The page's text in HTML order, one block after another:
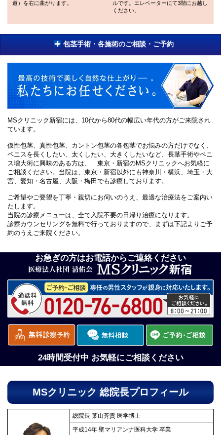
道）を右に曲がります。
ルです。エレベーターにて3階にお越し
ください。
包茎手術・各施術のご相談・ご予約
MSクリニック新宿には、10代から80代の幅広い年代の方がご来院され
ています。
仮性包茎、真性包茎、カントン包茎の各包茎でお悩みの方だけでなく、
ペニスを長くしたい、太くしたい、大きくしたいなど、長茎手術やペニ
ス増大術に興味のある方は、 東京・新宿のMSクリニックへお気軽に
ご相談ください。当院は、東京・新宿以外にも神奈川・横浜、埼玉・大
宮、愛知・名古屋、大阪・梅田でも診療しております。
ご希望やご要望を丁寧・親切にお伺いのうえ、最適な治療法をご案内い
たします。
当院の診療メニューは、全て入院不要の日帰り治療になります。
診察カウンセリングを無料で行っておりますので、まずは下記よりご予
約のうえご来院ください。
お急ぎの方はお電話からご連絡ください
24時間受付中 お気軽にご相談ください
MSクリニック 総院長プロフィール
総院長 葉山芳貴 医学博士
平成14年 聖マリアンナ医科大学 卒業